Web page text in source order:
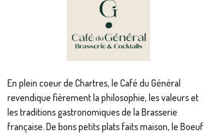
En plein coeur de Chartres, le Café du Général
revendique fièrement la philosophie, les valeurs et
les traditions gastronomiques de la Brasserie
française. De bons petits plats faits maison, le Boeuf